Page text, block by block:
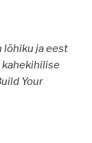
lõhiku ja eest
Your